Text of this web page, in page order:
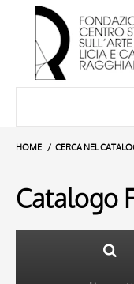
HOME CERCA NEL
Catalogo